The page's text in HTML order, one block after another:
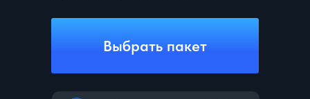
Выбрать пакет